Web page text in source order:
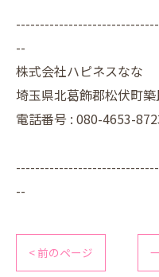
--
株式会社ハピネスなな
埼玉県北葛飾郡松伏町
電話番号 : 080-4653-
--
< 前のページ